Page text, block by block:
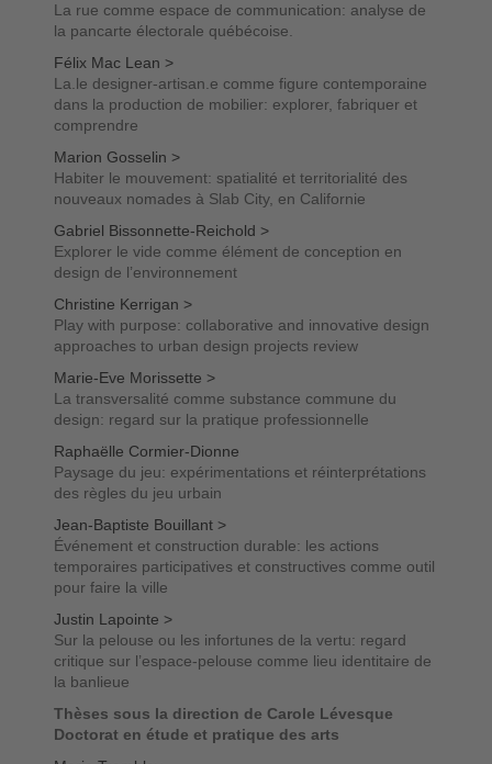
La rue comme espace de communication: analyse de
la pancarte électorale québécoise.
Félix Mac Lean >
La.le designer-artisan.e comme figure contemporaine
dans la production de mobilier: explorer, fabriquer et
comprendre
Marion Gosselin >
Habiter le mouvement: spatialité et territorialité des
nouveaux nomades à Slab City, en Californie
Gabriel Bissonnette-Reichold >
Explorer le vide comme élément de conception en
design de l’environnement
Christine Kerrigan >
Play with purpose: collaborative and innovative design
approaches to urban design projects review
Marie-Eve Morissette >
La transversalité comme substance commune du
design: regard sur la pratique professionnelle
Raphaëlle Cormier-Dionne
Paysage du jeu: expérimentations et réinterprétations
des règles du jeu urbain
Jean-Baptiste Bouillant >
Événement et construction durable: les actions
temporaires participatives et constructives comme outil
pour faire la ville
Justin Lapointe >
Sur la pelouse ou les infortunes de la vertu: regard
critique sur l’espace-pelouse comme lieu identitaire de
la banlieue
Thèses sous la direction de Carole Lévesque
Doctorat en étude et pratique des arts